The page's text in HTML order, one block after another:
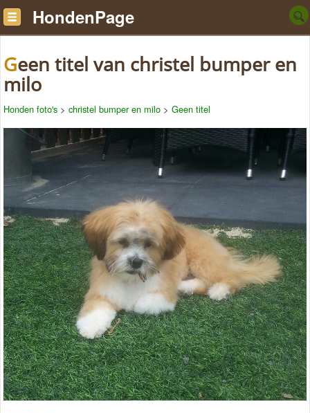
HondenPage
Geen titel van christel bumper en
milo
Honden foto's > christel bumper en milo > Geen titel